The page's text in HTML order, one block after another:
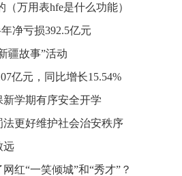
万用表hfe是什么功能）
净亏损392.5亿元
疆故事”活动
亿元，同比增长15.54%
学期有序安全开学
更好维护社会治安秩序
远
红“一笑倾城”和“秀才”？